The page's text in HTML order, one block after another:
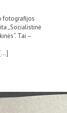
fotografijos
„Socialistinė
Tai –